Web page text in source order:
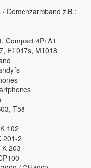
/ Demenzarmband z.B.:
Compact 4P+A1
ET017s, MT018
T58
102
201-2
203